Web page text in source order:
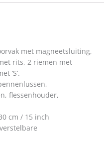
met magneetsluiting,
rits, 2 riemen met
‘S’.
flessenhouder,
cm / 15 inch